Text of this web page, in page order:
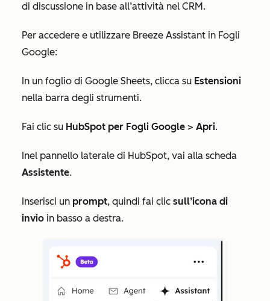
di discussione in base all’attività nel CRM.
Per accedere e utilizzare Breeze Assistant in Fogli
Google:
In un foglio di Google Sheets, clicca su Estensioni
nella barra degli strumenti.
Fai clic su HubSpot per Fogli Google > Apri.
Inel pannello laterale di HubSpot, vai alla scheda
Assistente.
Inserisci un prompt, quindi fai clic sull’icona di
invio in basso a destra.